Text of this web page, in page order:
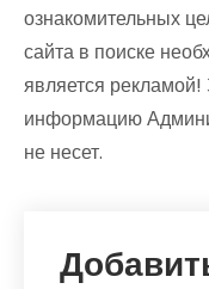
ознакомительных
сайта в поиске
является
информацию
не несет.